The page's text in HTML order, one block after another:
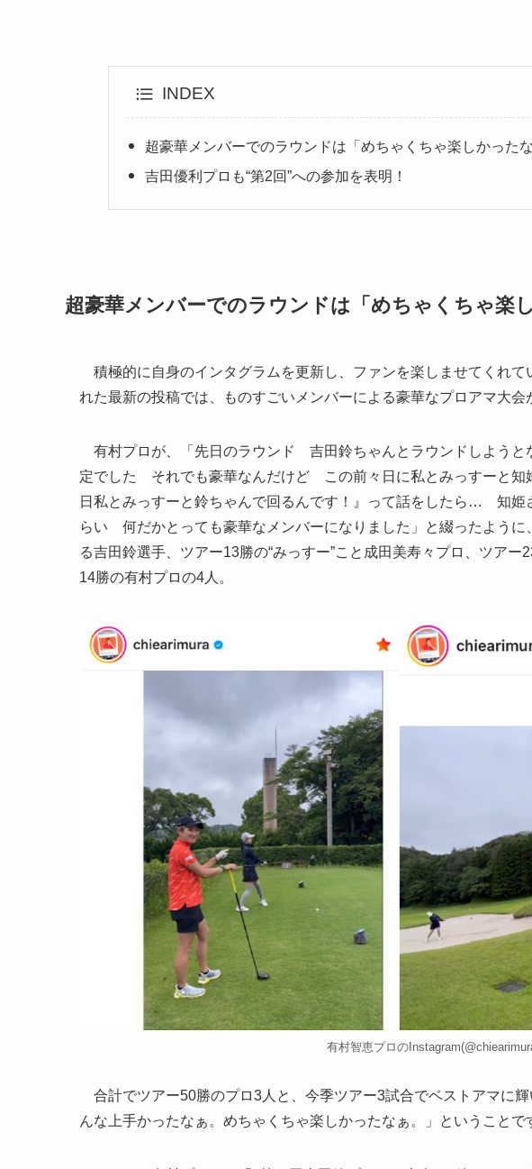
INDEX
超豪華メンバーでのラウンドは「めちゃくちゃ楽しかったな
吉田優利プロも“第2回”への参加を表明！
超豪華メンバーでのラウンドは「めちゃくちゃ楽
積極的に自身のインタグラムを更新し、ファンを楽しませてくれて
れた最新の投稿では、ものすごいメンバーによる豪華なプロアマ大会
有村プロが、「先日のラウンド 吉田鈴ちゃんとラウンドしようと
定でした それでも豪華なんだけど この前々日に私とみっすーと
日私とみっすーと鈴ちゃんで回るんです！』って話をしたら… 知姫
らい 何だかとっても豪華なメンバーになりました」と綴ったように
る吉田鈴選手、ツアー13勝の“みっすー”こと成田美寿々プロ、ツア
14勝の有村プロの4人。
有村智恵プロの
合計でツアー50勝のプロ3人と、今季ツアー3試合でベストアマに
んな上手かったなぁ。めちゃくちゃ楽しかったなぁ。」ということで